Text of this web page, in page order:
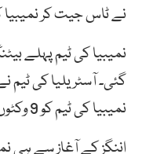
نے ٹاس جیت کر
گئی۔ آسٹریلیا کی ٹیم
نمیبیا کی ٹیم کو 9 وکٹوں سے شکست دے دی۔
اننگز کے آغاز سے ہی